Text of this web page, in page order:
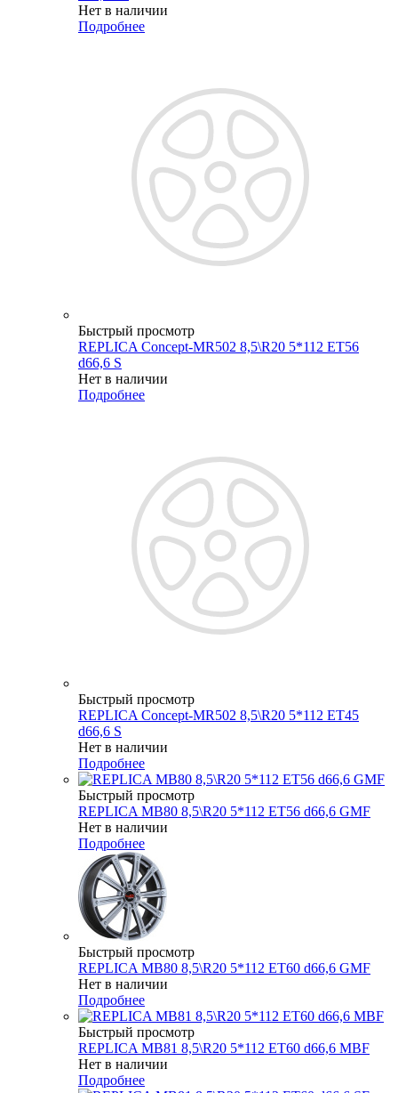
Нет в наличии
Подробнее
Быстрый просмотр
REPLICA Concept-MR502 8,5\R20 5*112 ET56
d66,6 S
Нет в наличии
Подробнее
Быстрый просмотр
REPLICA Concept-MR502 8,5\R20 5*112 ET45
d66,6 S
Нет в наличии
Подробнее
Быстрый просмотр
REPLICA MB80 8,5\R20 5*112 ET56 d66,6 GMF
Нет в наличии
Подробнее
Быстрый просмотр
REPLICA MB80 8,5\R20 5*112 ET60 d66,6 GMF
Нет в наличии
Подробнее
Быстрый просмотр
REPLICA MB81 8,5\R20 5*112 ET60 d66,6 MBF
Нет в наличии
Подробнее